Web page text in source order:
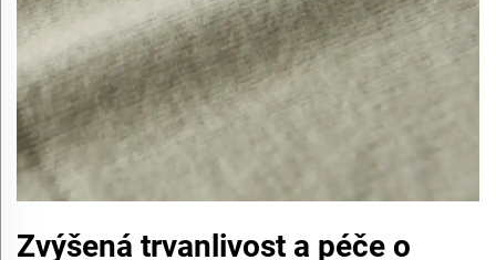
Zvýšená trvanlivost a péče o